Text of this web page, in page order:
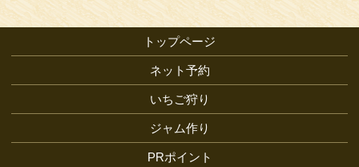
トップページ
ネット予約
いちご狩り
ジャム作り
PRポイント